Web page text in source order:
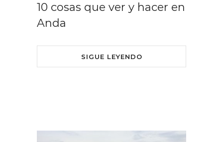
10 cosas que ver y hacer en
Anda
SIGUE LEYENDO